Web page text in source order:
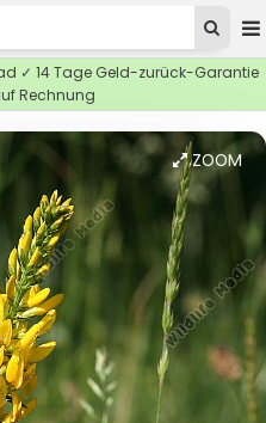
✓ 14 Tage Geld-zurück-Garantie
Rechnung
ZOOM